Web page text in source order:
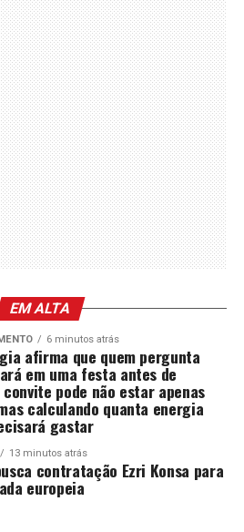
EM ALTA
6 minutos atrás
afirma que quem pergunta
em uma festa antes de
pode não estar apenas
calculando quanta energia
gastar
13 minutos atrás
contratação Ezri Konsa para
europeia